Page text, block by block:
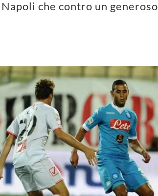
che contro un